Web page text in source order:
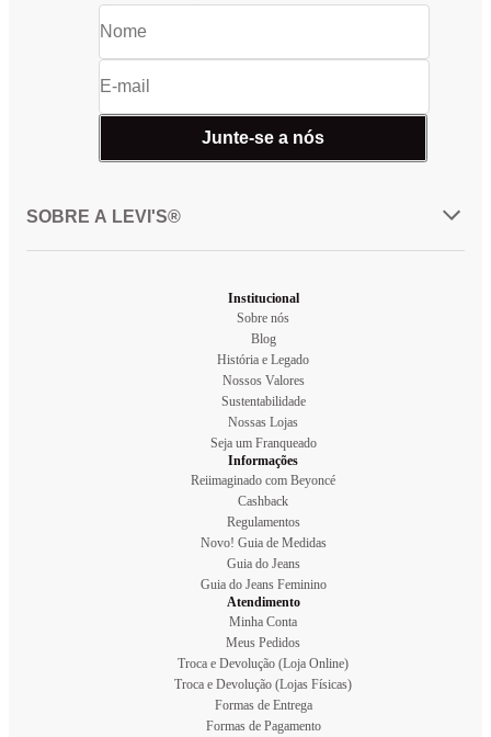
Junte-se a nós
SOBRE A LEVI'S®
Institucional
Sobre nós
Blog
História e Legado
Nossos Valores
Sustentabilidade
Nossas Lojas
Seja um Franqueado
Informações
Reiimaginado com Beyoncé
Cashback
Regulamentos
Novo! Guia de Medidas
Guia do Jeans
Guia do Jeans Feminino
Atendimento
Minha Conta
Meus Pedidos
Troca e Devolução (Loja Online)
Troca e Devolução (Lojas Físicas)
Formas de Entrega
Formas de Pagamento